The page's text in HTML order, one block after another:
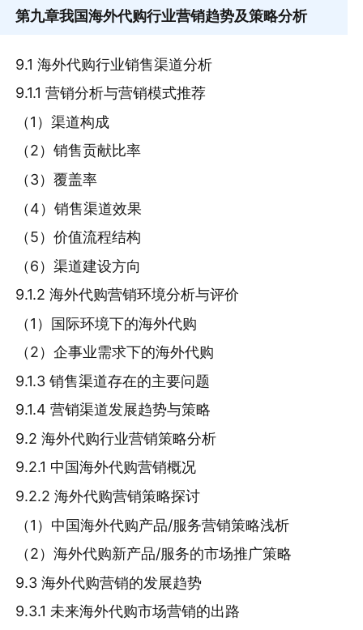
第九章我国海外代购行业营销趋势及策略分析
9.1 海外代购行业销售渠道分析
9.1.1 营销分析与营销模式推荐
（1）渠道构成
（2）销售贡献比率
（3）覆盖率
（4）销售渠道效果
（5）价值流程结构
（6）渠道建设方向
9.1.2 海外代购营销环境分析与评价
（1）国际环境下的海外代购
（2）企事业需求下的海外代购
9.1.3 销售渠道存在的主要问题
9.1.4 营销渠道发展趋势与策略
9.2 海外代购行业营销策略分析
9.2.1 中国海外代购营销概况
9.2.2 海外代购营销策略探讨
（1）中国海外代购产品/服务营销策略浅析
（2）海外代购新产品/服务的市场推广策略
9.3 海外代购营销的发展趋势
9.3.1 未来海外代购市场营销的出路